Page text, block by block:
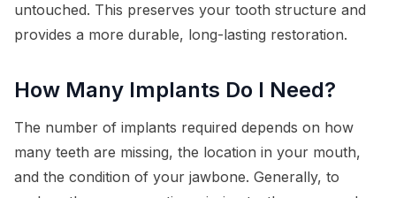
untouched. This preserves your tooth structure and
provides a more durable, long-lasting restoration.
How Many Implants Do I Need?
The number of implants required depends on how
many teeth are missing, the location in your mouth,
and the condition of your jawbone. Generally, to